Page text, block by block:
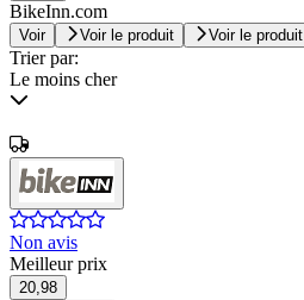
BikeInn.com
Voir Voir le produit Voir le produit
Trier par:
Le moins cher
Non avis
Meilleur prix
20,98